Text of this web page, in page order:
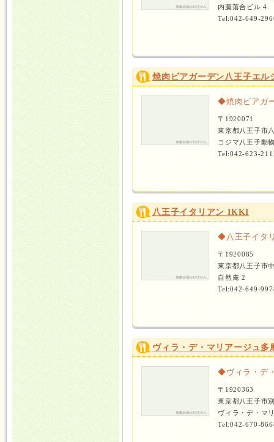
内藤落合ビル 4
Tel:042-649-
焼肉ビアガーデン八王子エル
◆焼肉ビアガ
〒1920071
東京都八王子市
コジマ八王子動
Tel:042-623-
八王子イタリアン IKKI
◆八王子イタ
〒1920085
東京都八王子市
自然庵 2
Tel:042-649-
ヴィラ・デ・マリアージュ多
◆ヴィラ・デ
〒1920363
東京都八王子市
ヴィラ・デ・マ
Tel:042-670-